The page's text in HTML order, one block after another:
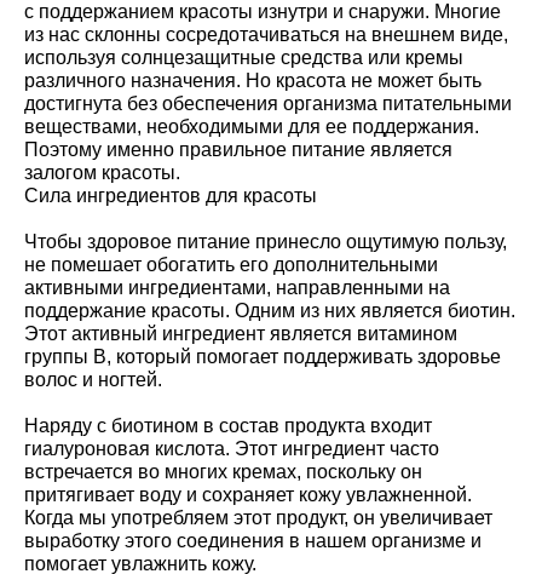
с поддержанием красоты изнутри и снаружи. Многие
из нас склонны сосредотачиваться на внешнем виде,
используя солнцезащитные средства или кремы
различного назначения. Но красота не может быть
достигнута без обеспечения организма питательными
веществами, необходимыми для ее поддержания.
Поэтому именно правильное питание является
залогом красоты.
Сила ингредиентов для красоты
Чтобы здоровое питание принесло ощутимую пользу,
не помешает обогатить его дополнительными
активными ингредиентами, направленными на
поддержание красоты. Одним из них является биотин.
Этот активный ингредиент является витамином
группы В, который помогает поддерживать здоровье
волос и ногтей.
Наряду с биотином в состав продукта входит
гиалуроновая кислота. Этот ингредиент часто
встречается во многих кремах, поскольку он
притягивает воду и сохраняет кожу увлажненной.
Когда мы употребляем этот продукт, он увеличивает
выработку этого соединения в нашем организме и
помогает увлажнить кожу.